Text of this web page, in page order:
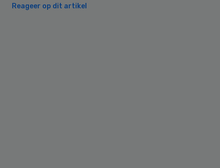
Reageer op dit artikel